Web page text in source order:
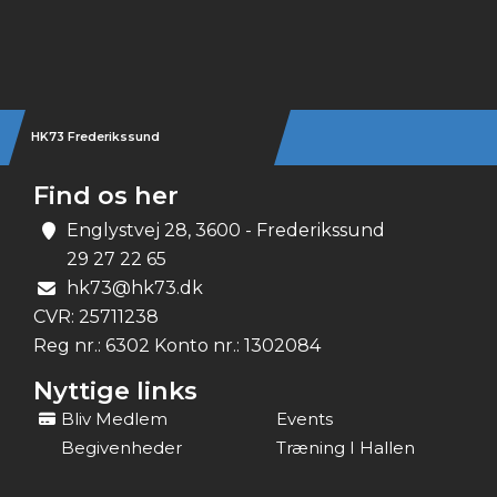
HK73 Frederikssund
Find os her
Englystvej 28, 3600 - Frederikssund
29 27 22 65
hk73@hk73.dk
CVR: 25711238
Reg nr.: 6302 Konto nr.: 1302084
Nyttige links
Bliv Medlem
Events
Begivenheder
Træning I Hallen